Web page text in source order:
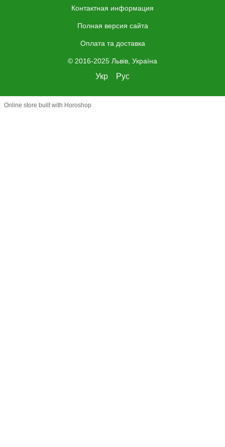
Контактная информация
Полная версия сайта
Оплата та доставка
© 2016-2025 Львів, Україна
Укр Рус
Online store built with Horoshop